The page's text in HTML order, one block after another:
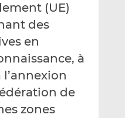
(UE)
des
en
à
de
zones